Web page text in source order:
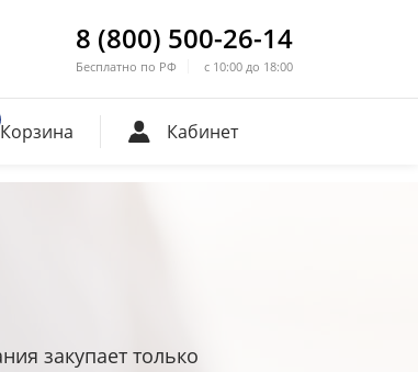
8 (800) 500-26-14
Бесплатно по РФ с 10:00 до 18:00
Корзина Кабинет
закупает только